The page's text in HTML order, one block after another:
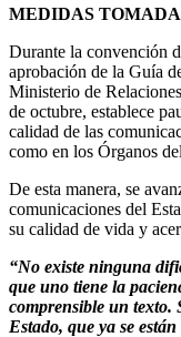
MEDIDAS
Durante la convención
aprobación de la Guía
Ministerio de
de octubre, establece
calidad de las
como en los Órganos
De esta manera, se
comunicaciones del
su calidad de vida y
“No existe ninguna
que uno tiene la
comprensible un texto.
Estado, que ya se